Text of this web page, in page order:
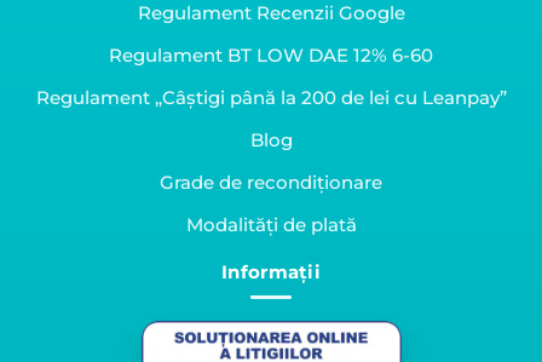
Regulament Recenzii Google
Regulament BT LOW DAE 12% 6-60
Regulament „Câștigi până la 200 de lei cu Leanpay”
Blog
Grade de recondiționare
Modalități de plată
Informații